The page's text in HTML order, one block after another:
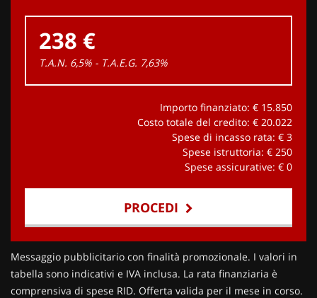
238 €
T.A.N. 6,5% - T.A.E.G. 7,63%
Importo finanziato: € 15.850
Costo totale del credito: € 20.022
Spese di incasso rata: € 3
Spese istruttoria: € 250
Spese assicurative: € 0
PROCEDI
Contattaci
Messaggio pubblicitario con finalità promozionale. I valori in
tabella sono indicativi e IVA inclusa. La rata finanziaria è
comprensiva di spese RID. Offerta valida per il mese in corso.